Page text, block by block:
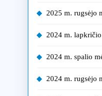
2025 m. rugsėjo
2024 m.
2024 m. spalio
2024 m. rugsėjo